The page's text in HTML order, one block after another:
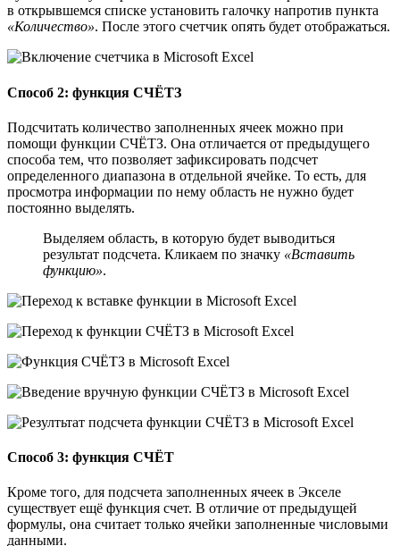
в открывшемся списке установить галочку напротив пункта
«Количество». После этого счетчик опять будет отображаться.
Способ 2: функция СЧЁТЗ
Подсчитать количество заполненных ячеек можно при
помощи функции СЧЁТЗ. Она отличается от предыдущего
способа тем, что позволяет зафиксировать подсчет
определенного диапазона в отдельной ячейке. То есть, для
просмотра информации по нему область не нужно будет
постоянно выделять.
Выделяем область, в которую будет выводиться
результат подсчета. Кликаем по значку «Вставить
функцию».
Способ 3: функция СЧЁТ
Кроме того, для подсчета заполненных ячеек в Экселе
существует ещё функция счет. В отличие от предыдущей
формулы, она считает только ячейки заполненные числовыми
данными.